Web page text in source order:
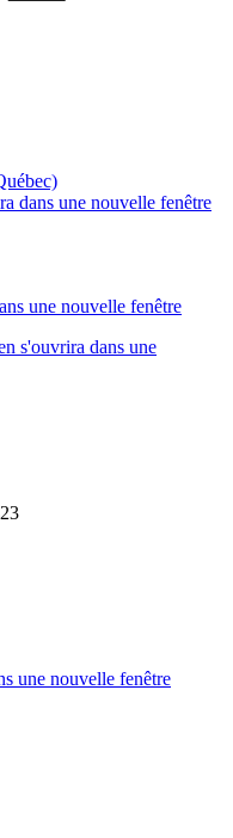
dans une nouvelle fenêtre
une nouvelle fenêtre
s'ouvrira dans une
une nouvelle fenêtre